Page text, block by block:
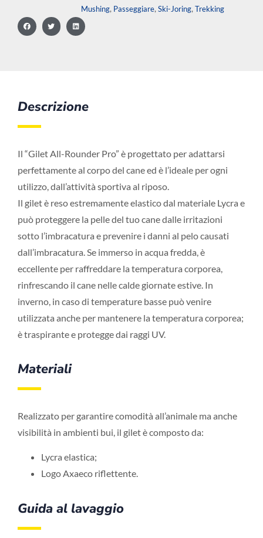
Mushing, Passeggiare, Ski-Joring, Trekking
Descrizione
Il “Gilet All-Rounder Pro” è progettato per adattarsi
perfettamente al corpo del cane ed è l’ideale per ogni
utilizzo, dall’attività sportiva al riposo.
Il gilet è reso estremamente elastico dal materiale Lycra e
può proteggere la pelle del tuo cane dalle irritazioni
sotto l’imbracatura e prevenire i danni al pelo causati
dall’imbracatura. Se immerso in acqua fredda, è
eccellente per raffreddare la temperatura corporea,
rinfrescando il cane nelle calde giornate estive. In
inverno, in caso di temperature basse può venire
utilizzata anche per mantenere la temperatura corporea;
è traspirante e protegge dai raggi UV.
Materiali
Realizzato per garantire comodità all’animale ma anche
visibilità in ambienti bui, il gilet è composto da:
Lycra elastica;
Logo Axaeco riflettente.
Guida al lavaggio